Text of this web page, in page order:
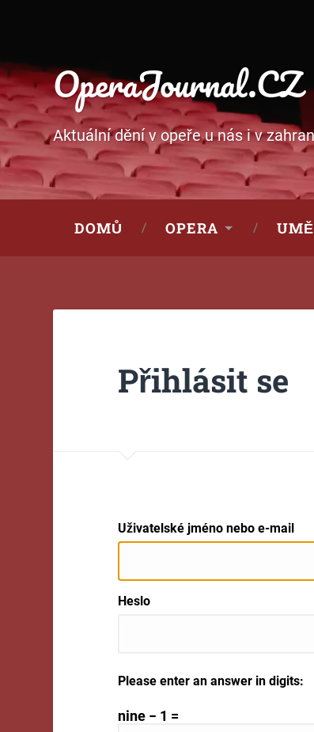
OperaJournal.CZ
Aktuální dění v opeře u nás i v
DOMŮ OPERA
Přihlásit se
Uživatelské jméno nebo e-mail
Heslo
Please enter an answer in digits:
nine − 1 =